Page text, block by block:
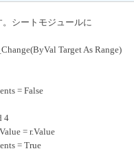
シートモジュールに
Target As Range)
= False
4
= r.Value
= True